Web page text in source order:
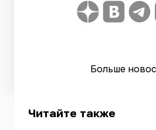
Больше
Читайте также